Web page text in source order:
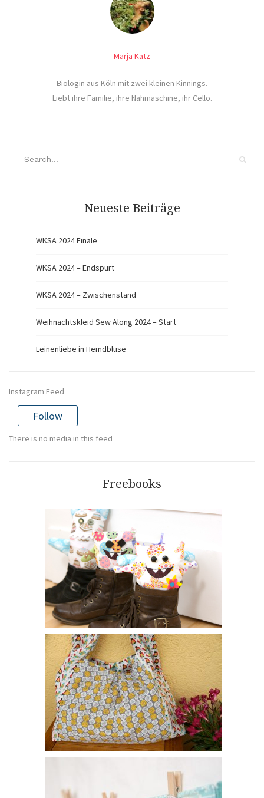
Marja Katz
Biologin aus Köln mit zwei kleinen Kinnings.
Liebt ihre Familie, ihre Nähmaschine, ihr Cello.
Neueste Beiträge
WKSA 2024 Finale
WKSA 2024 – Endspurt
WKSA 2024 – Zwischenstand
Weihnachtskleid Sew Along 2024 – Start
Leinenliebe in Hemdbluse
Instagram Feed
Follow
There is no media in this feed
Freebooks